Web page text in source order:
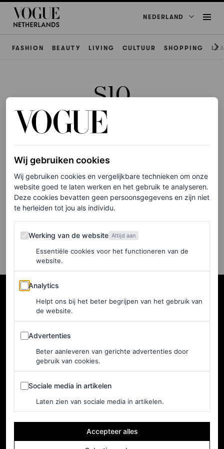
NEDERLAND
FASHION BEAUTY LIVING CULTUUR SHOPPING
S10
CELEBRITY
‘Ze straalt een soort licht uit’:
S10 en Oscar and the Wolf
over hun klik
Home
Adverteren
Nieuwsbrief
Wij gebruiken cookies
Wij gebruiken cookies en vergelijkbare technieken om onze
website goed te laten werken en het gebruik te analyseren.
Deze cookies bevatten geen persoonsgegevens en zijn niet
te herleiden tot jou als individu.
Werking van de website
Werking van de website Altijd aan
Essentiële cookies voor het functioneren van de
website.
Analytics
Analytics
Helpt ons bij het beter begrijpen van het gebruik van
de website.
Advertenties
Advertenties
Beter aanleveren van gerichte advertenties door
gebruik van cookies.
Sociale media in artikelen
Sociale media in artikelen
Laten zien van sociale media in artikelen.
Accepteer alles